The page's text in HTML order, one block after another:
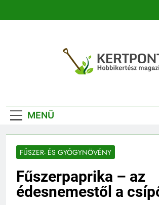
MENÜ
FŰSZER- ÉS GYÓGYNÖVÉNY
Fűszerpaprika – az
édesnemestől a